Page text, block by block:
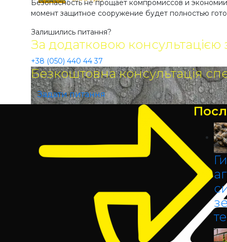
Безопасность не прощает компромиссов и
момент защитное сооружение будет полностью
Залишились питання?
За додатковою консультацією
+38 (050) 440 44 37
Безкоштовна консультація
Задати питання